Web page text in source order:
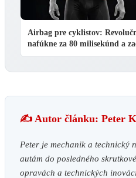
Airbag pre cyklistov:
nafúkne za 80 milisekúnd a
✍️ Autor článku: Peter
Peter je mechanik a technický
autám do posledného
opravách a technických